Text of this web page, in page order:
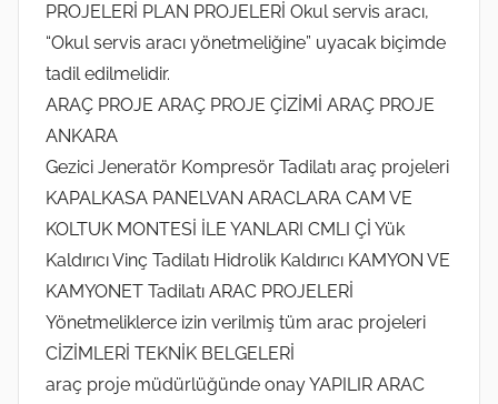
PROJELERİ PLAN PROJELERİ Okul servis aracı,
“Okul servis aracı yönetmeliğine” uyacak biçimde
tadil edilmelidir.
ARAÇ PROJE ARAÇ PROJE ÇİZİMİ ARAÇ PROJE
ANKARA
Gezici Jeneratör Kompresör Tadilatı araç projeleri
KAPALKASA PANELVAN ARACLARA CAM VE
KOLTUK MONTESİ İLE YANLARI CMLI Çİ Yük
Kaldırıcı Vinç Tadilatı Hidrolik Kaldırıcı KAMYON VE
KAMYONET Tadilatı ARAC PROJELERİ
Yönetmeliklerce izin verilmiş tüm arac projeleri
CİZİMLERİ TEKNİK BELGELERİ
araç proje müdürlüğünde onay YAPILIR ARAC